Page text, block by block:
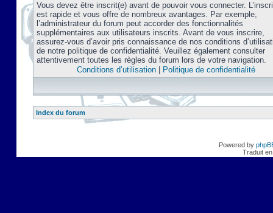
Vous devez être inscrit(e) avant de pouvoir vous connecter.
est rapide et vous offre de nombreux avantages. Par exemple,
l’administrateur du forum peut accorder des fonctionnalités
supplémentaires aux utilisateurs inscrits. Avant de vous inscrire,
assurez-vous d’avoir pris connaissance de nos conditions
de notre politique de confidentialité. Veuillez également consulter
attentivement toutes les règles du forum lors de votre navigation.
Conditions d’utilisation| Politique de confidentialité
Index du forum
Powered by
Traduit